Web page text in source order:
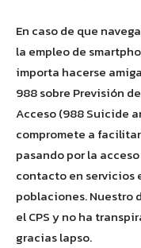
En caso de que
la empleo de
importa hacerse
988 sobre Previsión
Acceso (988 Suicide
compromete a
pasando por la
contacto en servicios
poblaciones. Nuestro
el CPS y no ha
gracias lapso.